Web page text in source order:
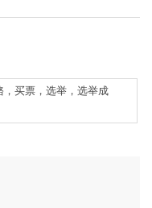
，买票，选举，选举成